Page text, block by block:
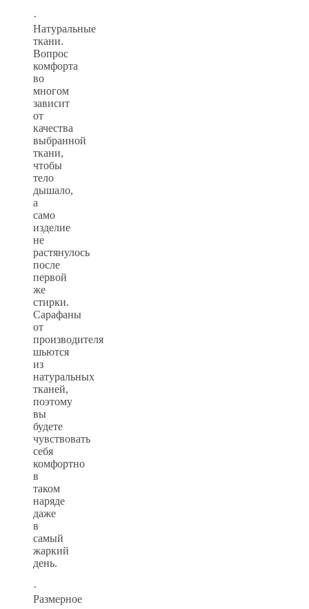
·
Натуральные
ткани.
Вопрос
комфорта
во
многом
зависит
от
качества
выбранной
ткани,
чтобы
тело
дышало,
а
само
изделие
не
растянулось
после
первой
же
стирки.
Сарафаны
от
производителя
шьются
из
натуральных
тканей,
поэтому
вы
будете
чувствовать
себя
комфортно
в
таком
наряде
даже
в
самый
жаркий
день.
·
Размерное